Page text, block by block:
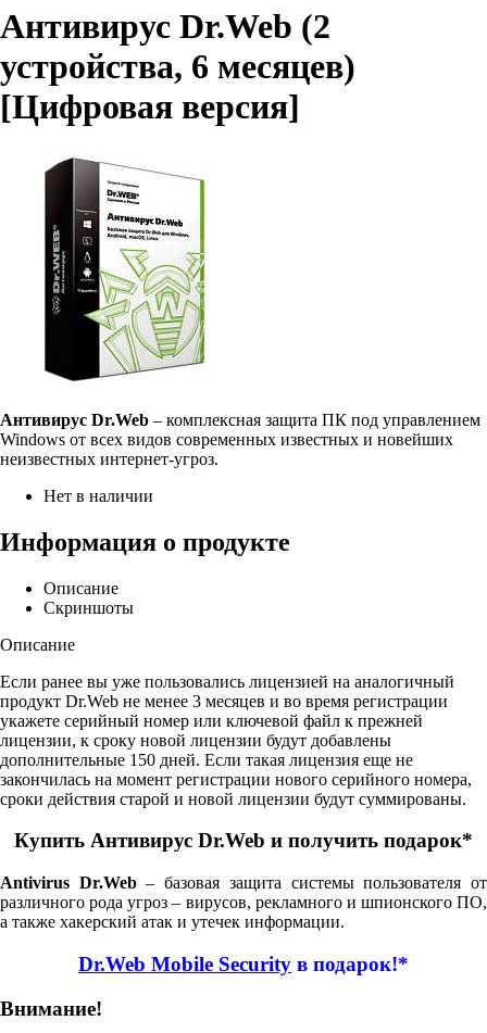
Антивирус Dr.Web (2
устройства, 6 месяцев)
[Цифровая версия]
Антивирус Dr.Web – комплексная защита ПК под управлением
Windows от всех видов современных известных и новейших
неизвестных интернет-угроз.
Нет в наличии
Информация о продукте
Описание
Скриншоты
Описание
Если ранее вы уже пользовались лицензией на аналогичный
продукт Dr.Web не менее 3 месяцев и во время регистрации
укажете серийный номер или ключевой файл к прежней
лицензии, к сроку новой лицензии будут добавлены
дополнительные 150 дней. Если такая лицензия еще не
закончилась на момент регистрации нового серийного номера,
сроки действия старой и новой лицензии будут суммированы.
Купить Антивирус Dr.Web и получить подарок*
Antivirus Dr.Web– базовая защита системы пользователя от
различного рода угроз – вирусов, рекламного и шпионского ПО,
а также хакерский атак и утечек информации.
Dr.Web Mobile Security в подарок!*
Внимание!